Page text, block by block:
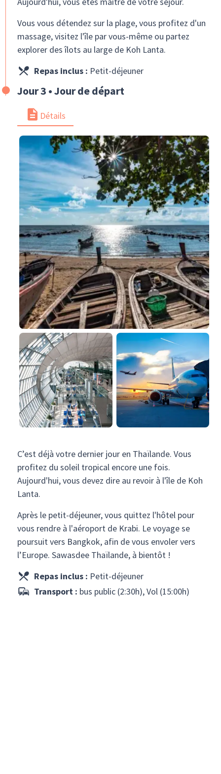
Vous vous détendez sur la plage, vous profitez d'un
massage, visitez l'île par vous-même ou partez
explorer des îlots au large de Koh Lanta.
Repas inclus : Petit-déjeuner
Jour 3 • Jour de départ
Détails
C’est déjà votre dernier jour en Thaïlande. Vous
profitez du soleil tropical encore une fois.
Aujourd'hui, vous devez dire au revoir à l'île de Koh
Lanta.
Après le petit-déjeuner, vous quittez l'hôtel pour
vous rendre à l'aéroport de Krabi. Le voyage se
poursuit vers Bangkok, afin de vous envoler vers
l’Europe. Sawasdee Thaïlande, à bientôt !
Repas inclus : Petit-déjeuner
Transport : bus public (2:30h), Vol (15:00h)